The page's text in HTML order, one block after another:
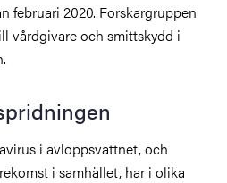
februari 2020. Forskargruppen
vårdgivare och smittskydd i
i avloppsvattnet, och
i samhället, har i olika